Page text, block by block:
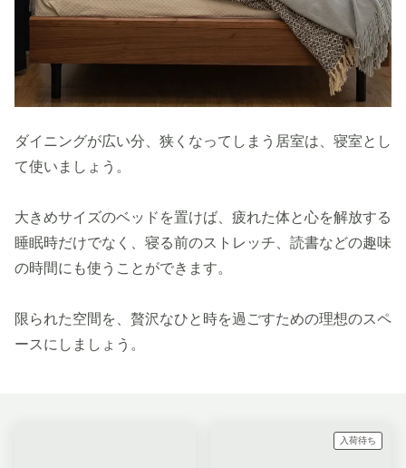
ダイニングが広い分、狭くなってしまう居室は、寝室とし
て使いましょう。
大きめサイズのベッドを置けば、疲れた体と心を解放する
睡眠時だけでなく、寝る前のストレッチ、読書などの趣味
の時間にも使うことができます。
限られた空間を、贅沢なひと時を過ごすための理想のスペ
ースにしましょう。
入荷待ち